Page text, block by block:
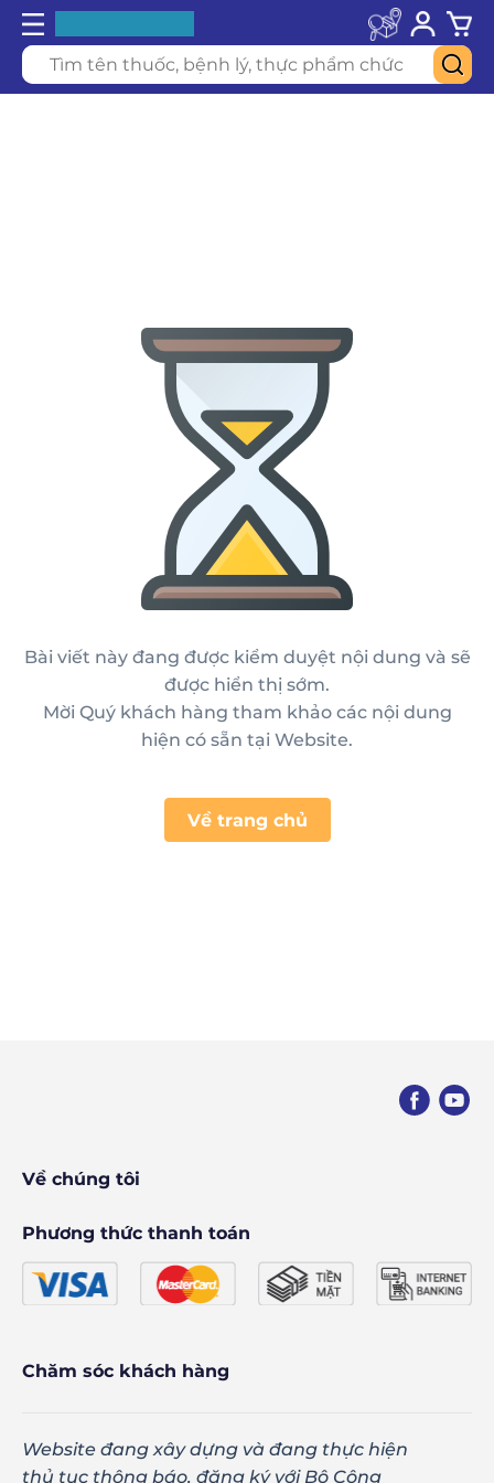
Bài viết này đang được kiểm duyệt nội dung và sẽ
được hiển thị sớm.
Mời Quý khách hàng tham khảo các nội dung
hiện có sẵn tại Website.
Về trang chủ
Về chúng tôi
Phương thức thanh toán
Chăm sóc khách hàng
Website đang xây dựng và đang thực hiện
thủ tục thông báo, đăng ký với Bộ Công